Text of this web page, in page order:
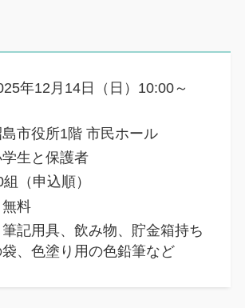
年12月14日（日）10:00～
島市役所1階 市民ホール
生と保護者
組（申込順）
無料
筆記用具、飲み物、貯金箱持ち
、色塗り用の色鉛筆など